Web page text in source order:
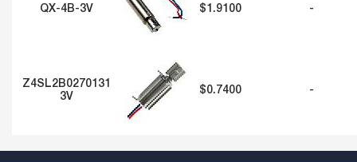
QX-4B-3V $1.9100 -
Z4SL2B0270131
3V
$0.7400 -